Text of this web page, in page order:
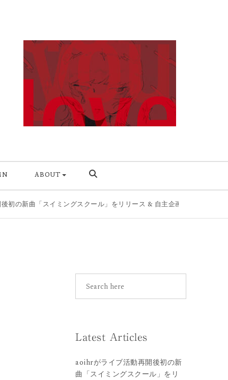
ABOUT
イミングスクール」をリリース & 自主企画第2弾を8/11開催
Latest Articles
aoihrがライブ活動再開後初の新
曲「スイミングスクール」をリ